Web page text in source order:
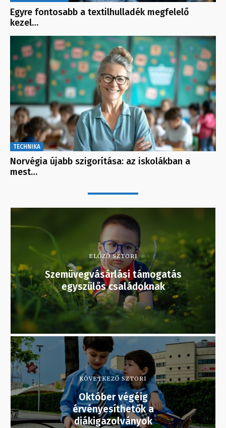
Egyre fontosabb a textilhulladék megfelelő
kezel…
TECHNIKA
Norvégia újabb szigorítása: az iskolákban a
mest…
ELŐZŐ SZTORI
Szemüvegvásárlási támogatás
egyszülős családoknak
KÖVETKEZŐ SZTORI
Október végéig
érvényesíthetők a
diákigazolványok